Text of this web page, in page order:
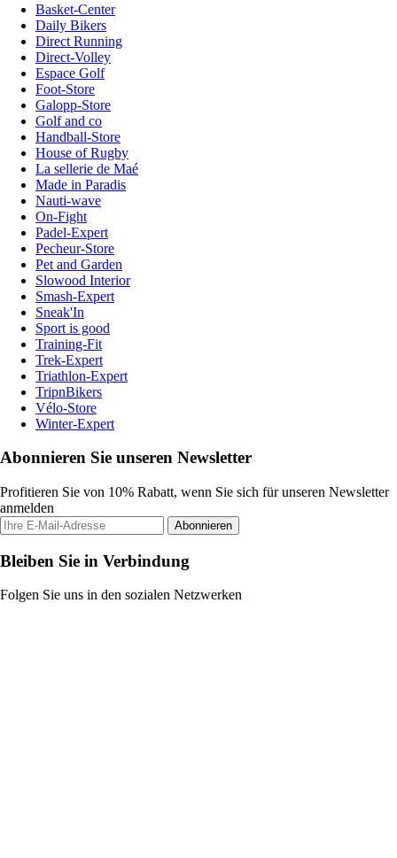
Basket-Center
Daily Bikers
Direct Running
Direct-Volley
Espace Golf
Foot-Store
Galopp-Store
Golf and co
Handball-Store
House of Rugby
La sellerie de Maé
Made in Paradis
Nauti-wave
On-Fight
Padel-Expert
Pecheur-Store
Pet and Garden
Slowood Interior
Smash-Expert
Sneak'In
Sport is good
Training-Fit
Trek-Expert
Triathlon-Expert
TripnBikers
Vélo-Store
Winter-Expert
Abonnieren Sie unseren Newsletter
Profitieren Sie von 10% Rabatt, wenn Sie sich für unseren Newsletter
anmelden
Abonnieren
Bleiben Sie in Verbindung
Folgen Sie uns in den sozialen Netzwerken